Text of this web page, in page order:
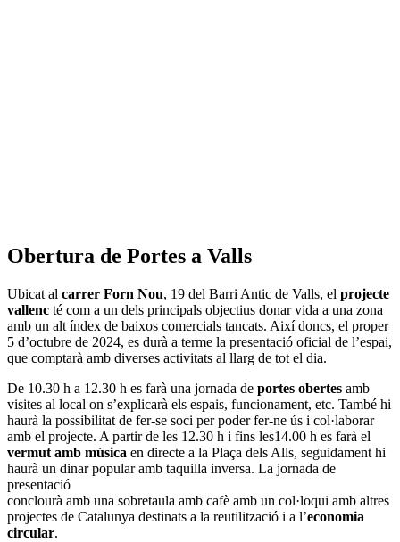
Obertura de Portes a Valls
Ubicat al carrer Forn Nou, 19 del Barri Antic de Valls, el projecte
vallenc té com a un dels principals objectius donar vida a una zona
amb un alt índex de baixos comercials tancats. Així doncs, el proper
5 d’octubre de 2024, es durà a terme la presentació oficial de l’espai,
que comptarà amb diverses activitats al llarg de tot el dia.
De 10.30 h a 12.30 h es farà una jornada de portes obertes amb
visites al local on s’explicarà els espais, funcionament, etc. També hi
haurà la possibilitat de fer-se soci per poder fer-ne ús i col·laborar
amb el projecte. A partir de les 12.30 h i fins les14.00 h es farà el
vermut amb música en directe a la Plaça dels Alls, seguidament hi
haurà un dinar popular amb taquilla inversa. La jornada de
presentació
conclourà amb una sobretaula amb cafè amb un col·loqui amb altres
projectes de Catalunya destinats a la reutilització i a l’economia
circular.